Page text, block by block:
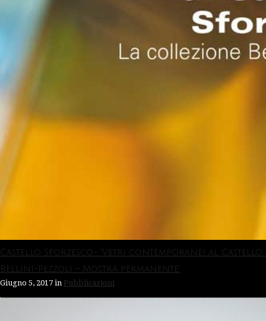
Castello Sforzesco- “Vetri contemporanei al
Bellini-Pezzoli – Mostra permanente”
Giugno 5, 2017 in Pubblicazioni